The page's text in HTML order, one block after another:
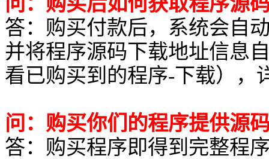
答：购买付款后，系统会自
并将程序源码下载地址信息
看已购买到的程序-下载），
问：购买你们的程序提供源
答：购买程序即得到完整程